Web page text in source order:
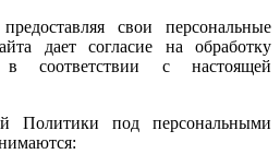
свои персональные
дает согласие на обработку
соответствии с настоящей
Политики под персональными